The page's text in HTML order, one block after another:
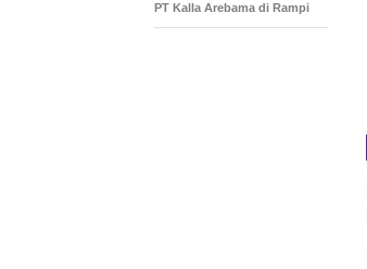
PT Kalla Arebama di Rampi